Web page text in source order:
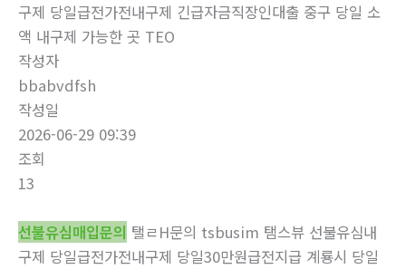
구제 당일급전가전내구제 긴급자금직장인대출 중구 당일 소
액 내구제 가능한 곳 TEO
작성자
bbabvdfsh
작성일
2026-06-29 09:39
조회
13
선불유심매입문의 탤ㄹH문의 tsbusim 탬스뷰 선불유심내
구제 당일급전가전내구제 당일30만원급전지급 계룡시 당일